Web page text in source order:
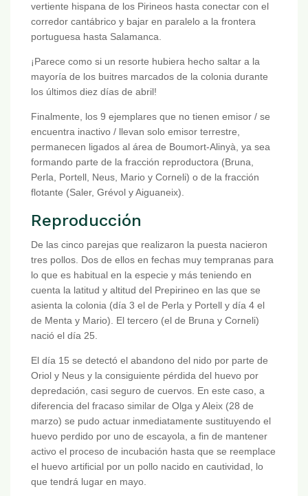
vertiente hispana de los Pirineos hasta conectar con el
corredor cantábrico y bajar en paralelo a la frontera
portuguesa hasta Salamanca.
¡Parece como si un resorte hubiera hecho saltar a la
mayoría de los buitres marcados de la colonia durante
los últimos diez días de abril!
Finalmente, los 9 ejemplares que no tienen emisor / se
encuentra inactivo / llevan solo emisor terrestre,
permanecen ligados al área de Boumort-Alinyà, ya sea
formando parte de la fracción reproductora (Bruna,
Perla, Portell, Neus, Mario y Corneli) o de la fracción
flotante (Saler, Grévol y Aiguaneix).
Reproducción
De las cinco parejas que realizaron la puesta nacieron
tres pollos. Dos de ellos en fechas muy tempranas para
lo que es habitual en la especie y más teniendo en
cuenta la latitud y altitud del Prepirineo en las que se
asienta la colonia (día 3 el de Perla y Portell y día 4 el
de Menta y Mario). El tercero (el de Bruna y Corneli)
nació el día 25.
El día 15 se detectó el abandono del nido por parte de
Oriol y Neus y la consiguiente pérdida del huevo por
depredación, casi seguro de cuervos. En este caso, a
diferencia del fracaso similar de Olga y Aleix (28 de
marzo) se pudo actuar inmediatamente sustituyendo el
huevo perdido por uno de escayola, a fin de mantener
activo el proceso de incubación hasta que se reemplace
el huevo artificial por un pollo nacido en cautividad, lo
que tendrá lugar en mayo.